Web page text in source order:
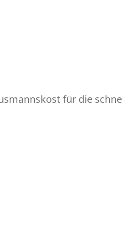
für die